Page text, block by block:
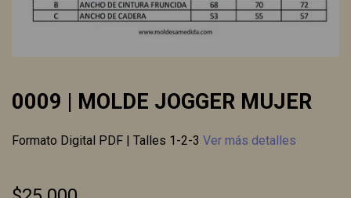
0009 | MOLDE JOGGER MUJER
Formato Digital PDF | Talles 1-2-3 Ver más detalles